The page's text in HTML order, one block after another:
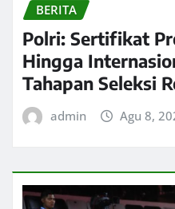
BERITA
Polri: Sertifikat
Hingga
Tahapan Seleksi
admin Agu 8,